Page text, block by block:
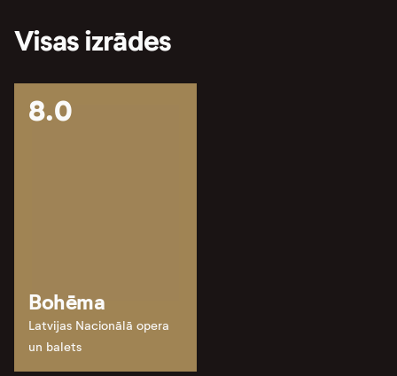
Visas izrādes
8.0
Bohēma
Latvijas Nacionālā opera
un balets